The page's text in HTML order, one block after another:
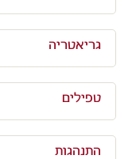
גריאטריה
טפילים
התנהגות